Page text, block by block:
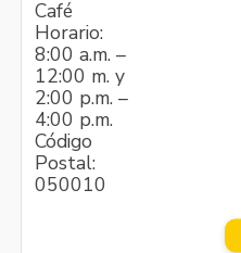
Café
Horario:
8:00 a.m. –
12:00 m. y
2:00 p.m. –
4:00 p.m.
Código
Postal:
050010